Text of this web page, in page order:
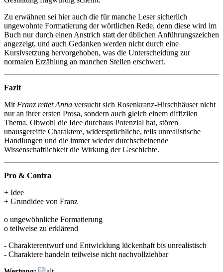
Zu erwähnen sei hier auch die für manche Leser sicherlich
ungewohnte Formatierung der wörtlichen Rede, denn diese wird im
Buch nur durch einen Anstrich statt der üblichen Anführungszeichen
angezeigt, und auch Gedanken werden nicht durch eine
Kursivsetzung hervorgehoben, was die Unterscheidung zur
normalen Erzählung an manchen Stellen erschwert.
Fazit
Mit Franz rettet Anna versucht sich Rosenkranz-Hirschhäuser nicht
nur an ihrer ersten Prosa, sondern auch gleich einem diffizilen
Thema. Obwohl die Idee durchaus Potenzial hat, stören
unausgereifte Charaktere, widersprüchliche, teils unrealistische
Handlungen und die immer wieder durchscheinende
Wissenschaftlichkeit die Wirkung der Geschichte.
Pro & Contra
+ Idee
+ Grundidee von Franz
o ungewöhnliche Formatierung
o teilweise zu erklärend
- Charakterentwurf und Entwicklung lückenhaft bis unrealistisch
- Charaktere handeln teilweise nicht nachvollziehbar